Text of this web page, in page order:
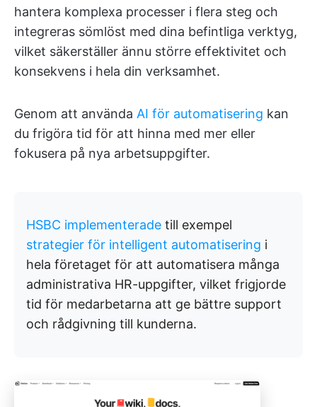
hantera komplexa processer i flera steg och
integreras sömlöst med dina befintliga verktyg,
vilket säkerställer ännu större effektivitet och
konsekvens i hela din verksamhet.
Genom att använda AI för automatisering kan
du frigöra tid för att hinna med mer eller
fokusera på nya arbetsuppgifter.
HSBC implementerade till exempel
strategier för intelligent automatisering i
hela företaget för att automatisera många
administrativa HR-uppgifter, vilket frigjorde
tid för medarbetarna att ge bättre support
och rådgivning till kunderna.